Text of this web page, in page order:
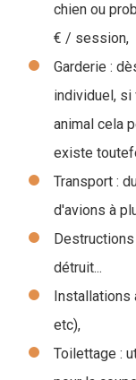
chien ou
€ / session,
Garderie :
individuel, si
animal cela
existe
Transport :
d'avions à
Destructions
détruit...
Installations
etc),
Toilettage :